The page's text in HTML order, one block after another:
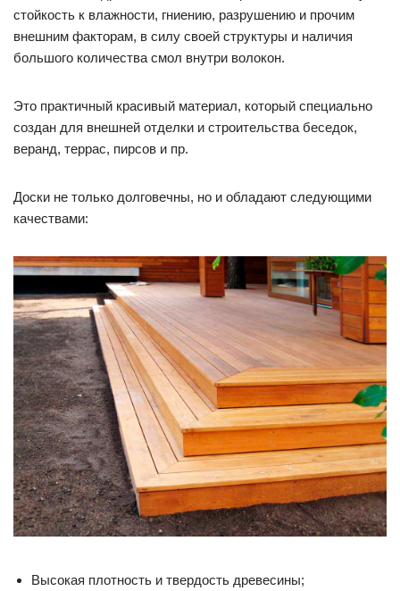
стойкость к влажности, гниению, разрушению и прочим
внешним факторам, в силу своей структуры и наличия
большого количества смол внутри волокон.
Это практичный красивый материал, который специально
создан для внешней отделки и строительства беседок,
веранд, террас, пирсов и пр.
Доски не только долговечны, но и обладают следующими
качествами:
Высокая плотность и твердость древесины;